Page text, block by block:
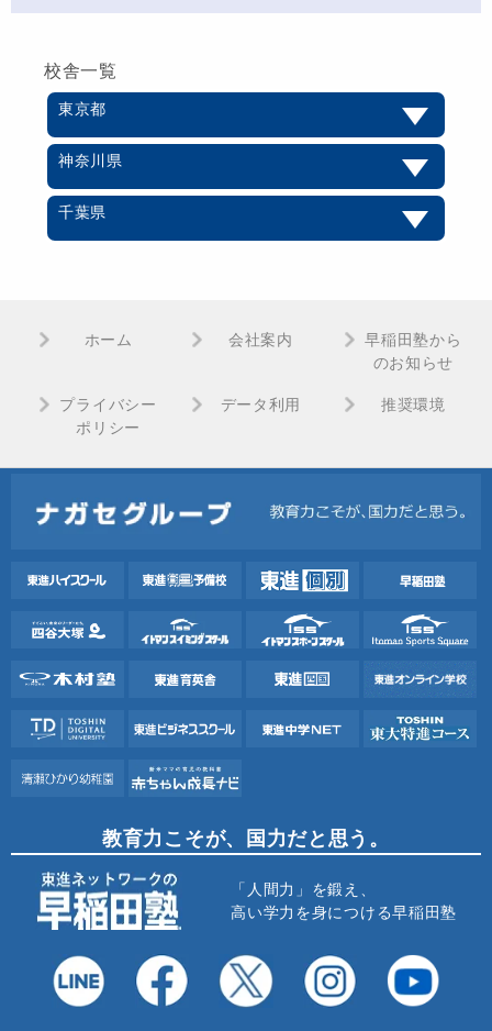
校舎一覧
東京都
神奈川県
千葉県
ホーム 会社案内
早稲田塾から
のお知らせ
プライバシー
ポリシー
データ利用 推奨環境
教育力こそが、国力だと思う。
「人間力」を鍛え、
高い学力を身につける早稲田塾